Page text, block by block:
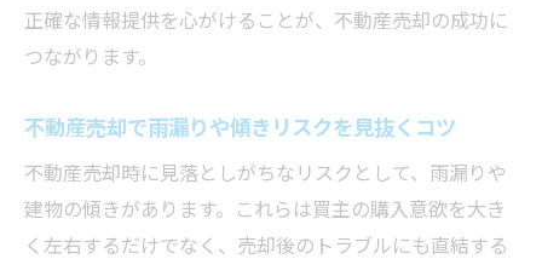
正確な情報提供を心がけることが、不動産売却の成功に
つながります。
不動産売却で雨漏りや傾きリスクを見抜くコツ
不動産売却時に見落としがちなリスクとして、雨漏りや
建物の傾きがあります。これらは買主の購入意欲を大き
く左右するだけでなく、売却後のトラブルにも直結する